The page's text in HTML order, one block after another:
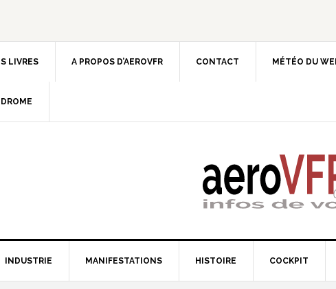
LIVRES A PROPOS D’AEROVFR CONTACT MÉTÉO DU
INDUSTRIE MANIFESTATIONS HISTOIRE COCKPIT